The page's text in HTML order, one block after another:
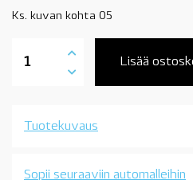
Ks. kuvan kohta 05
kaasuläppä,
N57Z,
OE
Lisää
Tuotekuvaus
Sopii seuraaviin automalleihin